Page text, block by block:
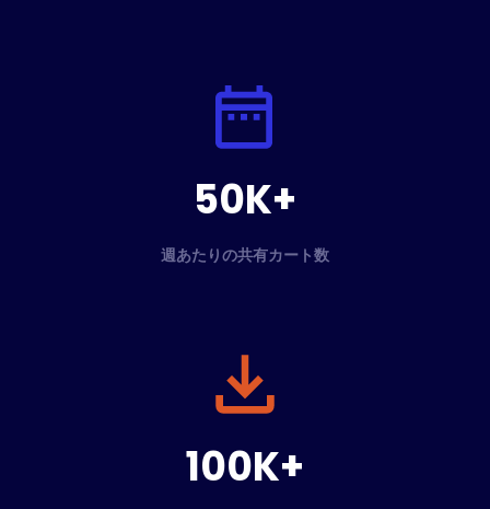
50K+
週あたりの共有カート数
100K+